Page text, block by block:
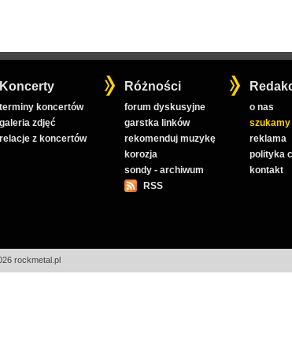
Koncerty
terminy koncertów
galeria zdjęć
relacje z koncertów
Różności
forum dyskusyjne
garstka linków
rekomenduj muzykę
korozja
sondy - archiwum
RSS
o nas
reklama
polityka
kontakt
rockmetal.pl